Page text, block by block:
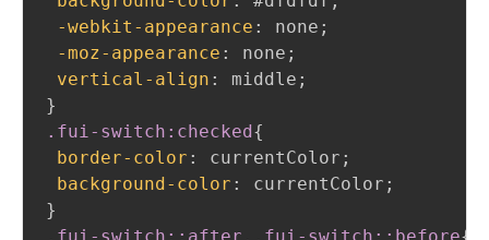
-webkit-appearance : none ;
-moz-appearance : none ;
vertical-align : middle ;
}
.fui-switch :checked{
border-color : currentColor ;
background-color : currentColor ;
}